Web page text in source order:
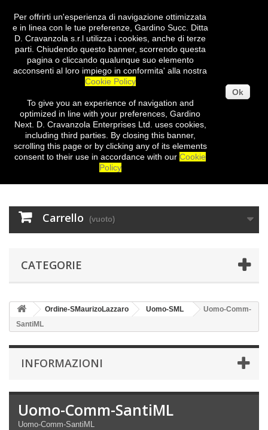
Carrello (vuoto)
CATEGORIE
Ordine-SMaurizoLazzaro Uomo-SML
Uomo-Comm-
SantiML
INFORMAZIONI
Uomo-Comm-SantiML
Uomo-Comm-SantiML
Per offrirti un'esperienza di navigazione ottimizzata
e in linea con le tue preferenze, Gardino Succ. Ditta
D. Cravanzola s.r.l utilizza i cookies, anche di terze
parti. Chiudendo questo banner, scorrendo questa
pagina o cliccando qualunque suo elemento
acconsenti al loro impiego in conformita' alla nostra
Cookie Policy
To give you an experience of navigation and
optimized in line with your preferences Gardino
Next. D. Cravanzola Enterprises Ltd. uses cookies,
including third parties. By closing this banner,
scrolling this page or by clicking any of its elements
consent to their use in accordance with our Cookie
Policy
Ok